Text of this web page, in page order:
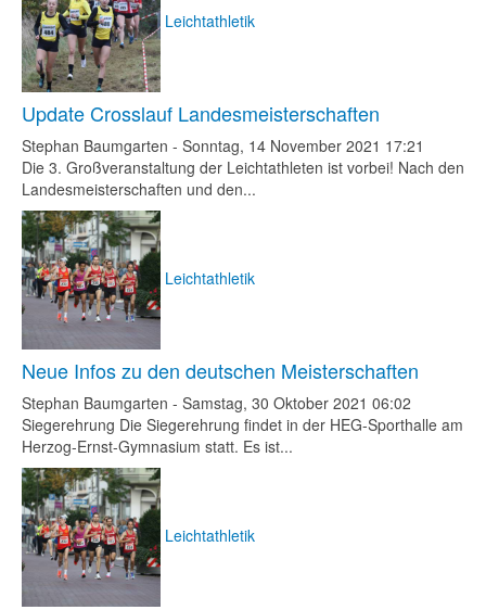
Leichtathletik
Update Crosslauf Landesmeisterschaften
Stephan Baumgarten - Sonntag, 14 November 2021 17:21
Die 3. Großveranstaltung der Leichtathleten ist vorbei! Nach den
Landesmeisterschaften und den...
Leichtathletik
Neue Infos zu den deutschen Meisterschaften
Stephan Baumgarten - Samstag, 30 Oktober 2021 06:02
Siegerehrung Die Siegerehrung findet in der HEG-Sporthalle am
Herzog-Ernst-Gymnasium statt. Es ist...
Leichtathletik